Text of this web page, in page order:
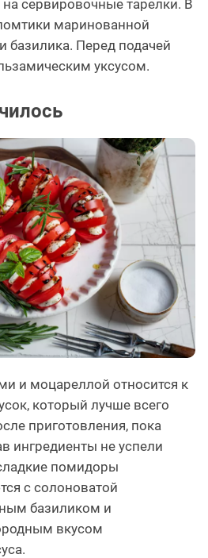
сервировочные тарелки. В
маринованной
базилика. Перед подачей
уксусом.
и моцареллой относится к
который лучше всего
приготовления, пока
ингредиенты не успели
помидоры
с солоноватой
базиликом и
вкусом